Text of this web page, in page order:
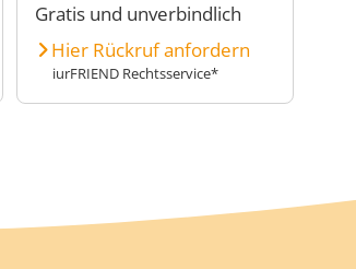
Gratis und unverbindlich
Hier Rückruf anfordern
iurFRIEND Rechtsservice*